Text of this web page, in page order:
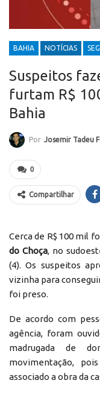
BAHIA NOTÍCIAS
Suspeitos
furtam R$
Bahia
Por Josemir Tadeu
0
Compartilhar
Cerca de R$ 100 mil
do Choça, no
(4). Os suspeitos
vizinha para
foi preso.
De acordo com
agência, foram
madrugada de
movimentação,
associado a obra da